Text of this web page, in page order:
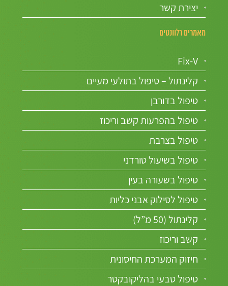
יצירת קשר
מאמרים רלוונטים
Fix-V
קלינתול – טיפול בתולעי מעיים
טיפול בדורבן
טיפול בהפרעות קשב וריכוז
טיפול בצרבת
טיפול בשיעול טורדני
טיפול בשעורה בעין
טיפול לסילוק אבני כליות
קלינתול (50 מ”ל)
קשב וריכוז
חיזוק המערכת החיסונית
טיפול טבעי בהליקובקטר